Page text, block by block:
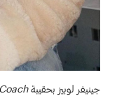
جينيفر لوبيز بحقيبةCoach